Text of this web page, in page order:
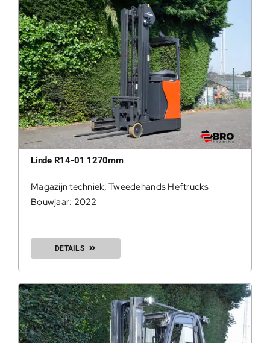
Linde R14-01 1270mm
Magazijn techniek,Tweedehands Heftrucks
Bouwjaar: 2022
DETAILS